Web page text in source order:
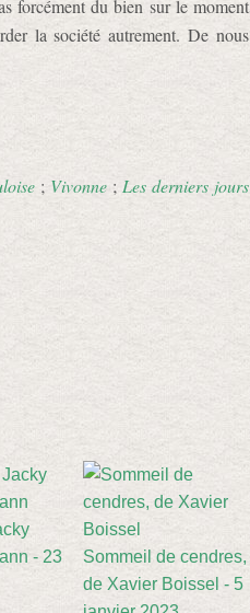
forcément du bien sur le moment
la société autrement. De nous
; Vivonne ; Les derniers jours
- 23
Sommeil de cendres,
de Xavier Boissel - 5